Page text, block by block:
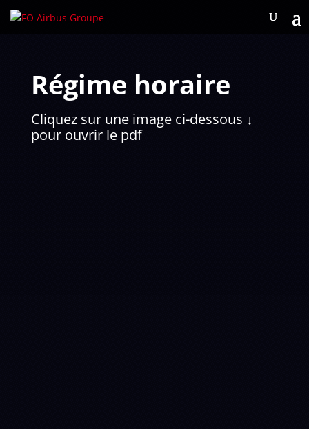
Régime horaire
Cliquez sur une image ci-dessous ↓
pour ouvrir le pdf